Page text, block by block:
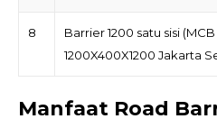
8
Barrier 1200 satu sisi (MCB
1200X400X1200 Jakarta
Manfaat Road